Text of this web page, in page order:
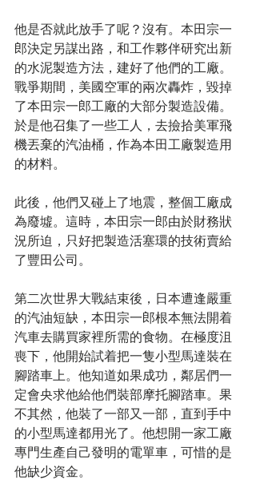
他是否就此放手了呢？沒有。本田宗一
郎決定另謀出路，和工作夥伴研究出新
的水泥製造方法，建好了他們的工廠。
戰爭期間，美國空軍的兩次轟炸，毀掉
了本田宗一郎工廠的大部分製造設備。
於是他召集了一些工人，去撿拾美軍飛
機丟棄的汽油桶，作為本田工廠製造用
的材料。
此後，他們又碰上了地震，整個工廠成
為廢墟。這時，本田宗一郎由於財務狀
況所迫，只好把製造活塞環的技術賣給
了豐田公司。
第二次世界大戰結束後，日本遭逢嚴重
的汽油短缺，本田宗一郎根本無法開着
汽車去購買家裡所需的食物。在極度沮
喪下，他開始試着把一隻小型馬達裝在
腳踏車上。他知道如果成功，鄰居們一
定會央求他給他們裝部摩托腳踏車。果
不其然，他裝了一部又一部，直到手中
的小型馬達都用光了。他想開一家工廠
專門生產自己發明的電單車，可惜的是
他缺少資金。